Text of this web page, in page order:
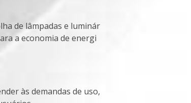
a economia de energi